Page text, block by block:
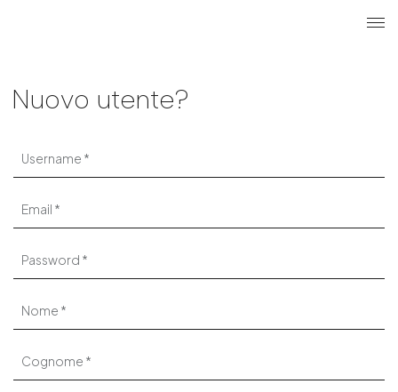
Cerca
Login
Nuovo utente?
Username
Email
Password
Nome
Cognome